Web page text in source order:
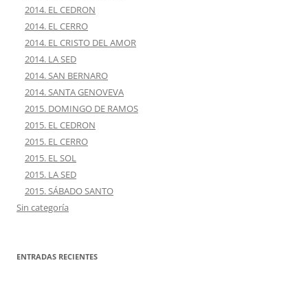
2014. EL CEDRON
2014. EL CERRO
2014. EL CRISTO DEL AMOR
2014. LA SED
2014. SAN BERNARO
2014. SANTA GENOVEVA
2015. DOMINGO DE RAMOS
2015. EL CEDRON
2015. EL CERRO
2015. EL SOL
2015. LA SED
2015. SÁBADO SANTO
Sin categoría
ENTRADAS RECIENTES